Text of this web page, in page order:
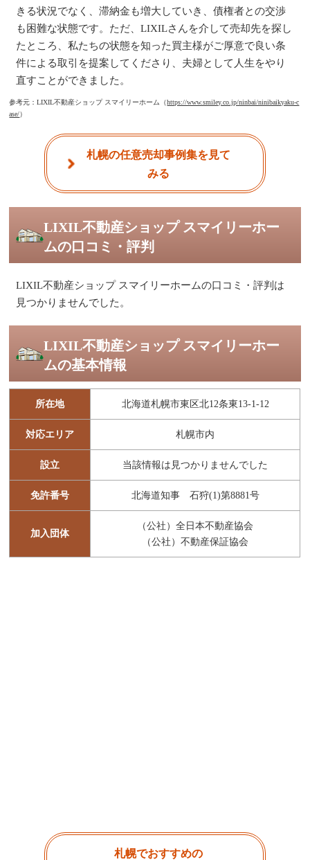
きる状況でなく、滞納金も増大していき、債権者との交渉
も困難な状態です。ただ、LIXILさんを介して売却先を探し
たところ、私たちの状態を知った買主様がご厚意で良い条
件による取引を提案してくださり、夫婦として人生をやり
直すことができました。
参考元：LIXIL不動産ショップ スマイリーホーム（https://www.smiley.co.jp/ninbai/ninibaikyaku-c
ase/）
札幌の任意売却事例集を見て
みる
LIXIL不動産ショップ スマイリーホー
ムの口コミ・評判
LIXIL不動産ショップ スマイリーホームの口コミ・評判は
見つかりませんでした。
LIXIL不動産ショップ スマイリーホー
ムの基本情報
所在地 北海道札幌市東区北12条東13-1-12
対応エリア 札幌市内
設立 当該情報は見つかりませんでした
免許番号 北海道知事 石狩(1)第8881号
加入団体
（公社）全日本不動産協会
（公社）不動産保証協会
札幌でおすすめの